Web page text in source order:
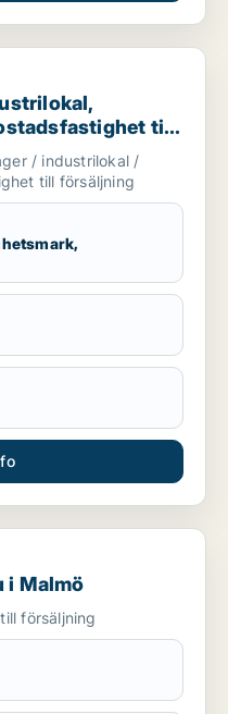
fastighetsmark eller
till
eller Vellinge
/ industrilokal /
till försäljning
i Malmö
försäljning